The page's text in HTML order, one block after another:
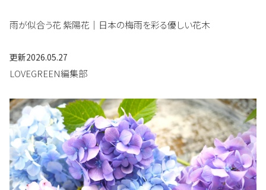
雨が似合う花 紫陽花｜日本の梅雨を彩る優しい花木
更新2026.05.27
LOVEGREEN編集部